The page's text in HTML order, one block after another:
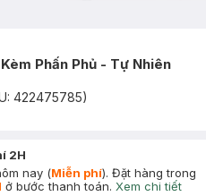
Phấn Phủ - Tự Nhiên
422475785)
2H
nay (Miễn phí). Đặt hàng trong
ở bước thanh toán. Xem chi tiết